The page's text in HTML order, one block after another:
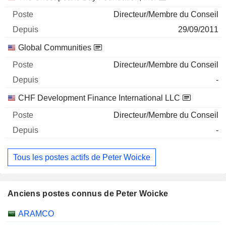
Directeur/Membre du Conseil
29/09/2011
Global Communities
Directeur/Membre du Conseil
-
CHF Development Finance International LLC
Directeur/Membre du Conseil
-
Tous les postes actifs de Peter Woicke
Anciens postes connus de Peter Woicke
Sociétés Poste
ARAMCO